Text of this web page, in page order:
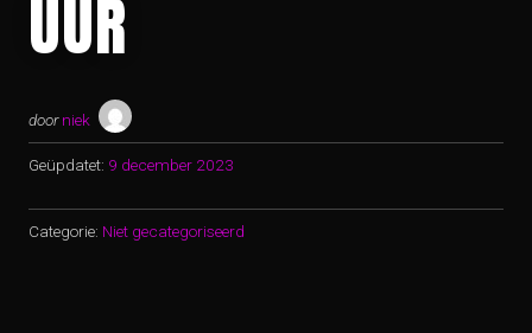
UUR
door niek
Geüpdatet: 9 december 2023
Categorie: Niet gecategoriseerd